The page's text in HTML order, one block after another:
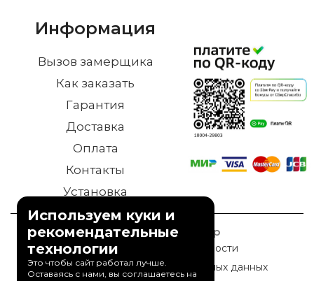
Информация
Вызов замерщика
Как заказать
Гарантия
Доставка
Оплата
Контакты
Установка
© 2023 Дверной Двор
Политика конфиденциальности
Политика обработки персональных данных
Используем куки и
рекомендательные
технологии
Это чтобы сайт работал лучше.
Оставаясь с нами, вы соглашаетесь на